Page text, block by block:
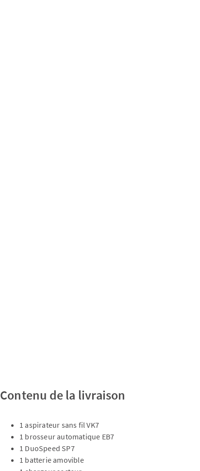
Contenu de la livraison
1 aspirateur sans fil VK7
1 brosseur automatique EB7
1 DuoSpeed SP7
1 batterie amovible